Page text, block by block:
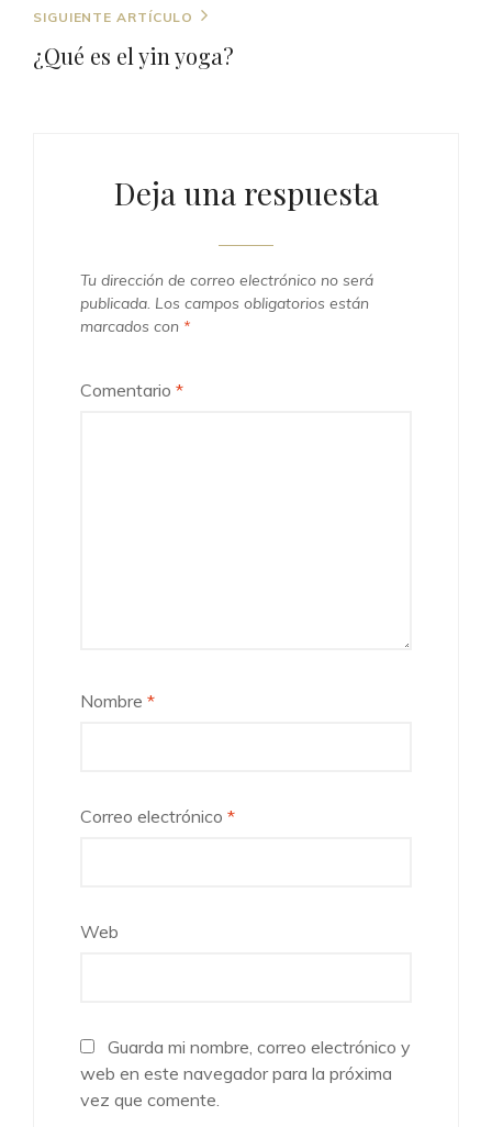
Entrada
siguiente
SIGUIENTE ARTÍCULO
¿Qué es el yin yoga?
Deja una respuesta
Tu dirección de correo electrónico no será
publicada. Los campos obligatorios están
marcados con *
Comentario *
Nombre *
Correo electrónico *
Web
Guarda mi nombre, correo electrónico y
web en este navegador para la próxima
vez que comente.